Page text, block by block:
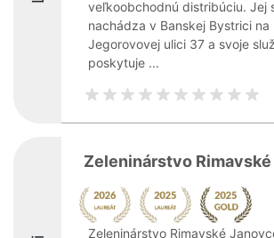
veľkoobchodnú distribúciu. Jej
nachádza v Banskej Bystrici na
Jegorovovej ulici 37 a svoje
poskytuje ...
Zeleninárstvo
Zeleninárstvo Rimavské